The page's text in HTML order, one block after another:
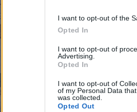
I want to opt-out of the
Opted In
I want to opt-out of
Advertising.
Opted In
I want to opt-out of
of my Personal Data
was collected.
Opted Out